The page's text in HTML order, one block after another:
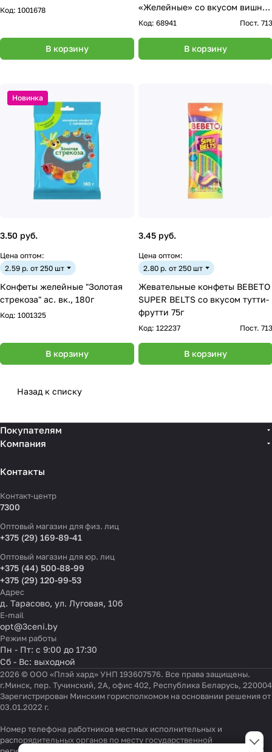
Код: 1001678
В корзину
«Желейные» со вкусом вишни
500г
Код: 68941 Пост. 713
В корзину
Новинка
3.50 руб.
Цена оптом:
2.59 р. от 250 шт
Конфеты желейные "Золотая
стрекоза" ас. вк., 180г
Код: 1001325
В корзину
3.45 руб.
Цена оптом:
2.80 р. от 250 шт
Жевательные конфеты ВЕВЕТО
SUPER BELTS со вкусом тутти-
фрутти 75г
Код: 122237 Пост. 713
В корзину
Назад к списку
Покупателям
Компания
Контакты
Контакт-центр
7300
Оптовый магазин для физ. лиц
+375 (29) 169-89-41
Оптовый магазин для юр. лиц
+375 (44) 500-88-99
+375 (29) 120-99-53
Адрес
д. Тарасово, ул. Луговая, 10б
E-mail
opt@3ceni.by
Режим работы
Пн - Пт: с 9:00 до 17:30
Сб - Вс: выходной
2026 © ООО «Плэй хард» УНП 193607576. Все права защищены.
г.Минск, пер. Тучинский, 2А, офис 402, Республика Беларусь, 220004
Зарегистрирован Минским горисполкомом на основании решения от
03.01.2022 г.
Номер телефона работников местных исполнительных и
распорядительных органов по месту государственной
Настройки файлов cookie